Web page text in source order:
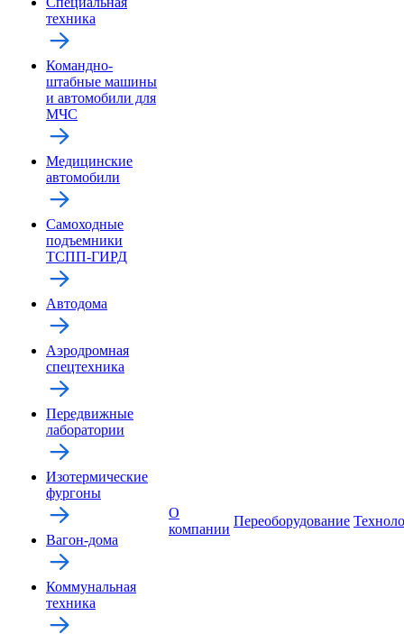
техника
Командно-
штабные машины
и автомобили для
МЧС
Медицинские
автомобили
Самоходные
подъемники
ТСПП-ГИРД
Автодома
Аэродромная
спецтехника
Передвижные
лаборатории
Изотермические
фургоны
Вагон-дома
Коммунальная
техника
О
компании
Переоборудование